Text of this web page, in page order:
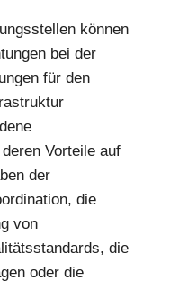
können
bei der
für den
Vorteile auf
der
die
von
die
oder die